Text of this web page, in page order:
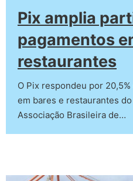
Pix amplia
pagamentos
restaurantes
O Pix respondeu por
em bares e restaurantes
Associação Brasileira de…